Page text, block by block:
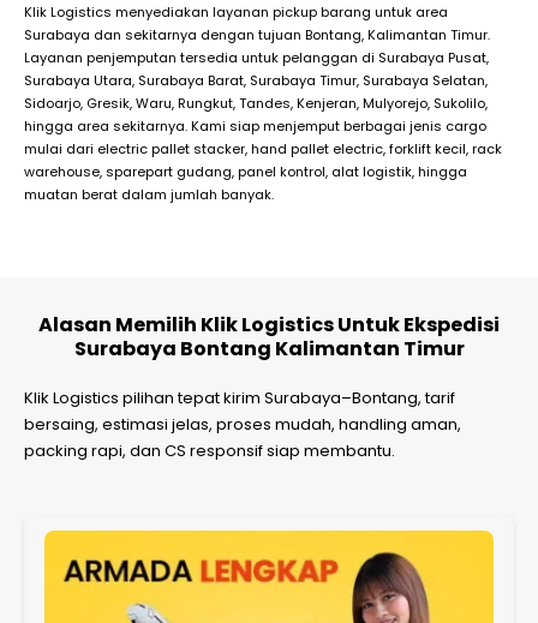
Klik Logistics menyediakan layanan pickup barang untuk area
Surabaya dan sekitarnya dengan tujuan Bontang, Kalimantan Timur.
Layanan penjemputan tersedia untuk pelanggan di Surabaya Pusat,
Surabaya Utara, Surabaya Barat, Surabaya Timur, Surabaya Selatan,
Sidoarjo, Gresik, Waru, Rungkut, Tandes, Kenjeran, Mulyorejo, Sukolilo,
hingga area sekitarnya. Kami siap menjemput berbagai jenis cargo
mulai dari electric pallet stacker, hand pallet electric, forklift kecil, rack
warehouse, sparepart gudang, panel kontrol, alat logistik, hingga
muatan berat dalam jumlah banyak.
Alasan Memilih Klik Logistics Untuk Ekspedisi
Surabaya Bontang Kalimantan Timur
Klik Logistics pilihan tepat kirim Surabaya–Bontang, tarif
bersaing, estimasi jelas, proses mudah, handling aman,
packing rapi, dan CS responsif siap membantu.